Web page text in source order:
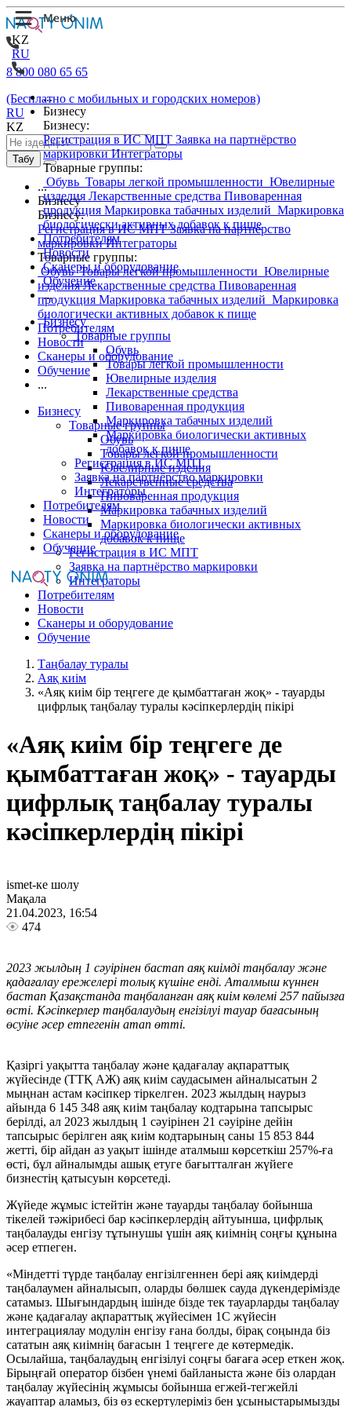
KZ
RU
...
Бизнесу
Бизнесу:
Регистрация в ИС МПТ Заявка на партнёрство
маркировкиИнтеграторы
Товарные группы:
Обувь Товары легкой промышленности Ювелирные
изделия Лекарственные средства Пивоваренная
продукция Маркировка табачных изделий Маркировка
биологически активных добавок к пище
Потребителям
Новости
Сканеры и оборудование
Обучение
...
Бизнесу
Товарные группы
Обувь
Товары легкой промышленности
Ювелирные изделия
Лекарственные средства
Пивоваренная продукция
Маркировка табачных изделий
Маркировка биологически активных
добавок к пище
Регистрация в ИС МПТ
Заявка на партнёрство маркировки
Интеграторы
Потребителям
Новости
Сканеры и оборудование
Обучение
8 800 080 65 65
(Бесплатно с мобильных и городских номеров)
RU
KZ
Табу
...
Бизнесу
Бизнесу:
Регистрация в ИС МПТЗаявка на партнёрство
маркировкиИнтеграторы
Товарные группы:
ОбувьТовары легкой промышленности Ювелирные
изделияЛекарственные средства Пивоваренная
продукция Маркировка табачных изделий Маркировка
биологически активных добавок к пище
Потребителям
Новости
Сканеры и оборудование
Обучение
...
Бизнесу
Товарные группы
Обувь
Товары легкой промышленности
Ювелирные изделия
Лекарственные средства
Пивоваренная продукция
Маркировка табачных изделий
Маркировка биологически активных
добавок к пище
Регистрация в ИС МПТ
Заявка на партнёрство маркировки
Интеграторы
Потребителям
Новости
Сканеры и оборудование
Обучение
Таңбалау туралы
Аяқ киім
«Аяқ киім бір теңгеге де қымбаттаған жоқ» - тауарды
цифрлық таңбалау туралы кәсіпкерлердің пікірі
«Аяқ киім бір теңгеге де
қымбаттаған жоқ» - тауарды
цифрлық таңбалау туралы
кәсіпкерлердің пікірі
ismet-ке шолу
Мақала
21.04.2023, 16:54
474
2023 жылдың 1 сәуірінен бастап аяқ киімді таңбалау және
қадағалау ережелері толық күшіне енді. Аталмыш күннен
бастап Қазақстанда таңбаланған аяқ киім көлемі 257 пайызға
өсті. Кәсіпкерлер таңбалаудың енгізілуі тауар бағасының
өсуіне әсер етпегенін атап өтті.
Қазіргі уақытта таңбалау және қадағалау ақпараттық
жүйесінде (ТТҚ АЖ) аяқ киім саудасымен айналысатын 2
мыңнан астам кәсіпкер тіркелген. 2023 жылдың наурыз
айында 6 145 348 аяқ киім таңбалау кодтарына тапсырыс
берілді, ал 2023 жылдың 1 сәуірінен 21 сәуіріне дейін
тапсырыс берілген аяқ киім кодтарының саны 15 853 844
жетті, бір айдан аз уақыт ішінде аталмыш көрсеткіш 257%-ға
өсті, бұл айналымды ашық етуге бағытталған жүйеге
бизнестің қатысуын көрсетеді.
Жүйеде жұмыс істейтін және тауарды таңбалау бойынша
тікелей тәжірибесі бар кәсіпкерлердің айтуынша, цифрлық
таңбалауды енгізу тұтынушы үшін аяқ киімнің соңғы құнына
әсер етпеген.
«Міндетті түрде таңбалау енгізілгеннен бері аяқ киімдерді
таңбалаумен айналысып, оларды бөлшек сауда дүкендерімізде
сатамыз. Шығындардың ішінде бізде тек тауарларды таңбалау
және қадағалау ақпараттық жүйесімен 1С жүйесін
интеграциялау модулін енгізу ғана болды, бірақ соңында біз
сататын аяқ киімнің бағасын 1 теңгеге де көтермедік.
Осылайша, таңбалаудың енгізілуі соңғы бағаға әсер еткен жоқ.
Бірыңғай оператор бізбен үнемі байланыста және біз олардан
таңбалау жүйесінің жұмысы бойынша егжей-тегжейлі
жауаптар аламыз, біз өз ескертулеріміз бен ұсыныстарымызды